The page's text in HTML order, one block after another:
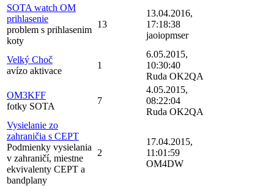
SOTA watch OM
prihlasenie
problem s prihlasenim
koty
13
13.04.2016,
17:18:38
jaoiopmser
Velký Choč
avízo aktivace
1
6.05.2015,
10:30:40
Ruda OK2QA
OM3KFF
fotky SOTA
7
4.05.2015,
08:22:04
Ruda OK2QA
Vysielanie zo
zahraničia s CEPT
Podmienky vysielania
v zahraničí, miestne
ekvivalenty CEPT a
bandplany
2
17.04.2015,
11:01:59
OM4DW